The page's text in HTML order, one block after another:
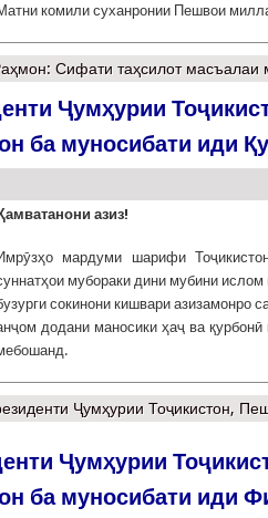
комили суханронии Пешвои
Сифати таҳсилот масъалаи
Ҷумҳурии
ба муносибати иди
азиз!
мардуми шарифи
мубораки дини мубини
сокинони кишвари азизамонро
додани маносики ҳаҷ ва
Ҷумҳурии Тоҷикистон,
Ҷумҳурии
ба муносибати иди